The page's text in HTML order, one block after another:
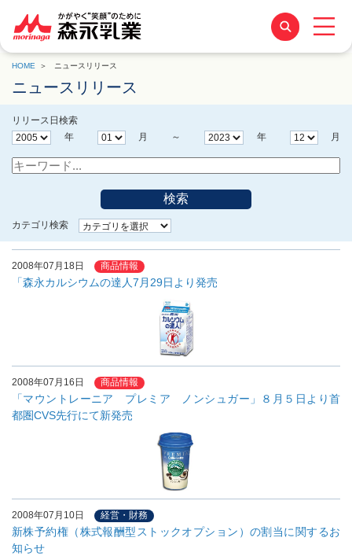
HOME ニュースリリース
ニュースリリース
リリース日検索
年
月 ～ 年 月
検索
カテゴリ検索
2008年07月18日 商品情報
「森永カルシウムの達人7月29日より発売
2008年07月16日 商品情報
「マウントレーニア プレミア ノンシュガー」８月５日より首
都圏CVS先行にて新発売
2008年07月10日 経営・財務
新株予約権（株式報酬型ストックオプション）の割当に関するお
知らせ